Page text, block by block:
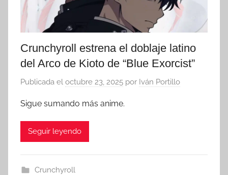
Crunchyroll estrena el doblaje latino
del Arco de Kioto de “Blue Exorcist”
Publicada el octubre 23, 2025 por Iván Portillo
Sigue sumando más anime.
Seguir leyendo
Crunchyroll